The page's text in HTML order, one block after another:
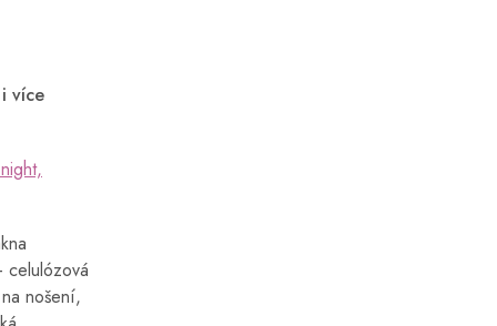
více
celulózová
nošení,